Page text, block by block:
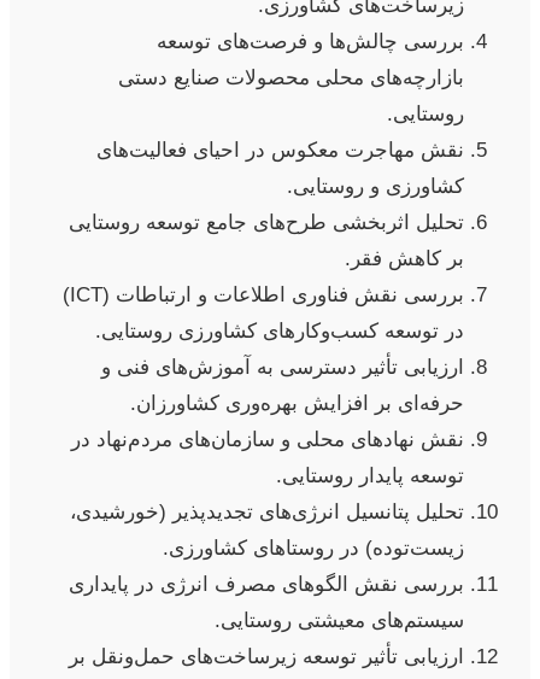
زیرساخت‌های کشاورزی.
بررسی چالش‌ها و فرصت‌های توسعه
بازارچه‌های محلی محصولات صنایع دستی
روستایی.
نقش مهاجرت معکوس در احیای فعالیت‌های
کشاورزی و روستایی.
تحلیل اثربخشی طرح‌های جامع توسعه روستایی
بر کاهش فقر.
بررسی نقش فناوری اطلاعات و ارتباطات (ICT)
در توسعه کسب‌وکارهای کشاورزی روستایی.
ارزیابی تأثیر دسترسی به آموزش‌های فنی و
حرفه‌ای بر افزایش بهره‌وری کشاورزان.
نقش نهادهای محلی و سازمان‌های مردم‌نهاد در
توسعه پایدار روستایی.
تحلیل پتانسیل انرژی‌های تجدیدپذیر (خورشیدی،
زیست‌توده) در روستاهای کشاورزی.
بررسی نقش الگوهای مصرف انرژی در پایداری
سیستم‌های معیشتی روستایی.
ارزیابی تأثیر توسعه زیرساخت‌های حمل‌ونقل بر